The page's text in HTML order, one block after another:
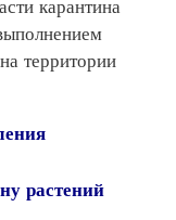
территории